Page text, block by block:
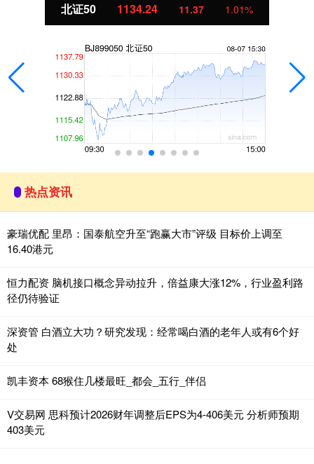
北证50 1134.24 11.37 1.01%
热点资讯
豪瑞优配 里昂：国泰航空升至“跑赢大市”评级 目标价上调至
16.40港元
恒力配资 脑机接口概念异动拉升，倍益康大涨12%，行业盈利路
径仍待验证
深资管 白酒立大功？研究发现：经常喝白酒的老年人或有6个好
处
凯丰资本 68猴住几楼最旺_都会_五行_伴侣
V交易网 思科预计2026财年调整后EPS为4-406美元 分析师预期
403美元